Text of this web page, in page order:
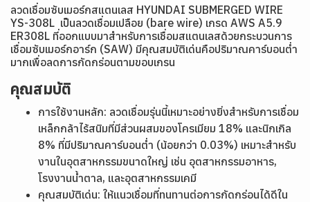
ลวดเชื่อมซับเมอร์กสแตนเลส HYUNDAI SUBMERGED WIRE
YS-308L เป็นลวดเชื่อมเปลือย (bare wire) เกรด AWS A5.9
ER308L ที่ออกแบบมาสำหรับการเชื่อมสแตนเลสด้วยกระบวนการ
เชื่อมซับเมอร์กอาร์ก (SAW) มีคุณสมบัติเด่นคือปริมาณคาร์บอนต่ำ
มากเพื่อลดการกัดกร่อนตามขอบเกรน
คุณสมบัติ
การใช้งานหลัก: ลวดเชื่อมรุ่นนี้เหมาะอย่างยิ่งสำหรับการเชื่อม
เหล็กกล้าไร้สนิมที่มีส่วนผสมของโครเมียม 18% และนิกเกิล
8% ที่มีปริมาณคาร์บอนต่ำ (น้อยกว่า 0.03%) เหมาะสำหรับ
งานในอุตสาหกรรมขนาดใหญ่ เช่น อุตสาหกรรมอาหาร,
โรงงานน้ำตาล, และอุตสาหกรรมเคมี
คุณสมบัติเด่น: ให้แนวเชื่อมที่ทนทานต่อการกัดกร่อนได้ดีใน